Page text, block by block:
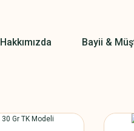
Hakkımızda Bayii &